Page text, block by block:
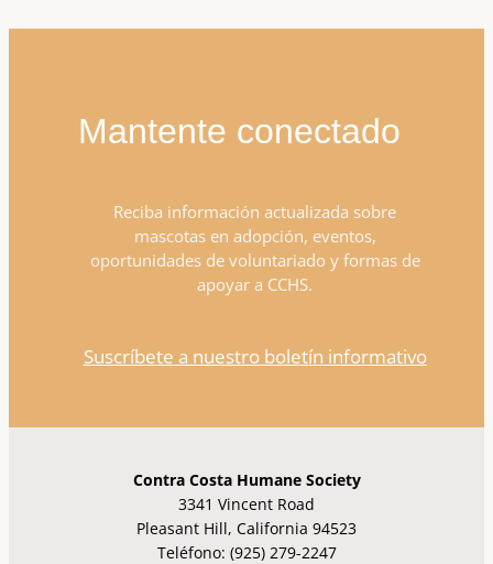
Mantente conectado
Reciba información actualizada sobre
mascotas en adopción, eventos,
oportunidades de voluntariado y formas de
apoyar a CCHS.
Suscríbete a nuestro boletín informativo
Contra Costa Humane Society
3341 Vincent Road
Pleasant Hill, California 94523
Teléfono: (925) 279-2247